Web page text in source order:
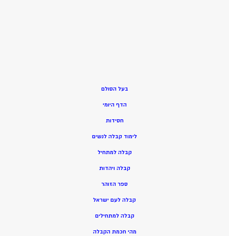
בעל הסולם
הדף היומי
חסידות
לימוד קבלה לנשים
קבלה למתחיל
קבלה ויהדות
ספר הזוהר
קבלה לעם ישראל
קבלה למתחילים
מהי חכמת הקבלה